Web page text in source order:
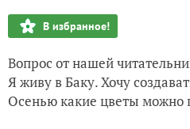
В избранное!
Вопрос от нашей
Я живу в Баку. Хочу
Осенью какие цветы можно